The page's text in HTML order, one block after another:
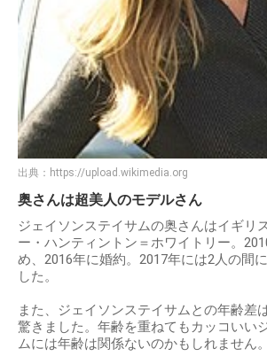
出典： https://upload.wikimedia.org
奥さんは超美人のモデルさん
ジェイソンステイサムの奥さんはイギリ
ー・ハンティントン＝ホワイトリー。
め、2016年に婚約。2017年には2人の間
した。
また、ジェイソンステイサムとの年齢差
驚きました。年齢を重ねてもカッコいい
ムには年齢は関係ないのかもしれません。